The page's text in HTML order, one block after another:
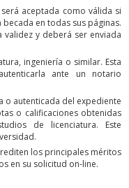
aceptada como válida si
en todas sus páginas.
validez y deberá ser enviada
ingeniería o similar. Esta
ante un notario
o autenticada del expediente
o calificaciones obtenidas
de licenciatura. Este
los principales méritos
en su solicitud on-line.